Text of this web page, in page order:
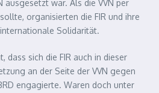
ausgesetzt war. Als die VVN per
organisierten die FIR und ihre
Solidarität.
dass sich die FIR auch in dieser
an der Seite der VVN gegen
engagierte. Waren doch unter